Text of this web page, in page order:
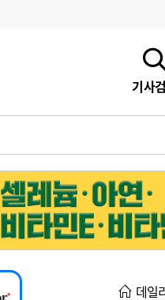
기사
지침·기준·평가데일